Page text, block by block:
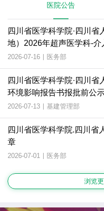
医院公告
四川省医学科学院·四川
地）2026年超声医学科-
生简章
2026-07-16 | 医务部
四川省医学科学院·四川省
环境影响报告书报批前公
2026-07-13 | 基建管理部
四川省医学科学院.四川省
章
2026-07-01 | 医务部
浏览